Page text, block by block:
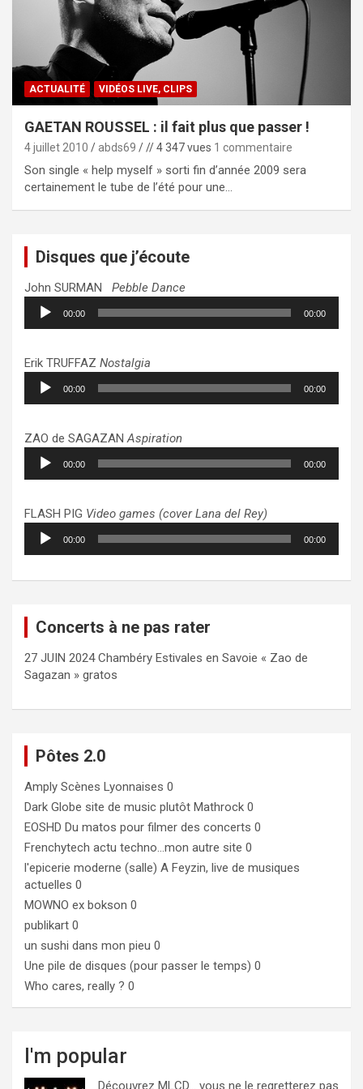
ACTUALITÉ VIDÉOS LIVE, CLIPS
GAETAN ROUSSEL : il fait plus que passer !
4 juillet 2010 abds69 // 4 347 vues 1 commentaire
Son single « help myself » sorti fin d’année 2009 sera
certainement le tube de l’été pour une…
Disques que j’écoute
John SURMAN Pebble Dance
Lecteur
audio
00:00 00:00
Erik TRUFFAZ Nostalgia
Lecteur
audio
00:00 00:00
ZAO de SAGAZANAspiration
Lecteur
audio
00:00 00:00
FLASH PIG Video games (cover Lana del Rey)
Lecteur
audio
00:00 00:00
Concerts à ne pas rater
27 JUIN 2024 Chambéry Estivales en Savoie « Zao de
Sagazan » gratos
Pôtes 2.0
Amply Scènes Lyonnaises 0
Dark Globe site de music plutôt Mathrock 0
EOSHD Du matos pour filmer des concerts 0
Frenchytech actu techno…mon autre site 0
l'epicerie moderne (salle) A Feyzin, live de musiques
actuelles 0
MOWNO ex bokson 0
publikart 0
un sushi dans mon pieu 0
Une pile de disques (pour passer le temps) 0
Who cares, really ? 0
I'm popular
Découvrez MLCD… vous ne le regretterez pas